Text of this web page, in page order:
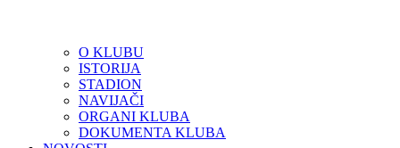
O KLUBU
ISTORIJA
STADION
NAVIJAČI
ORGANI KLUBA
DOKUMENTA KLUBA